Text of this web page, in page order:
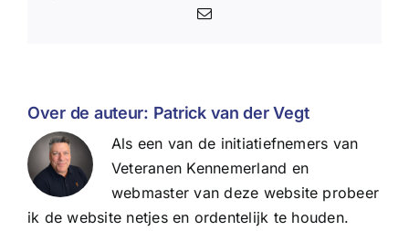
E-
Over de auteur: Patrick van der Vegt
Als een van de initiatiefnemers van
Veteranen Kennemerland en
webmaster van deze website probeer
ik de website netjes en ordentelijk te houden.